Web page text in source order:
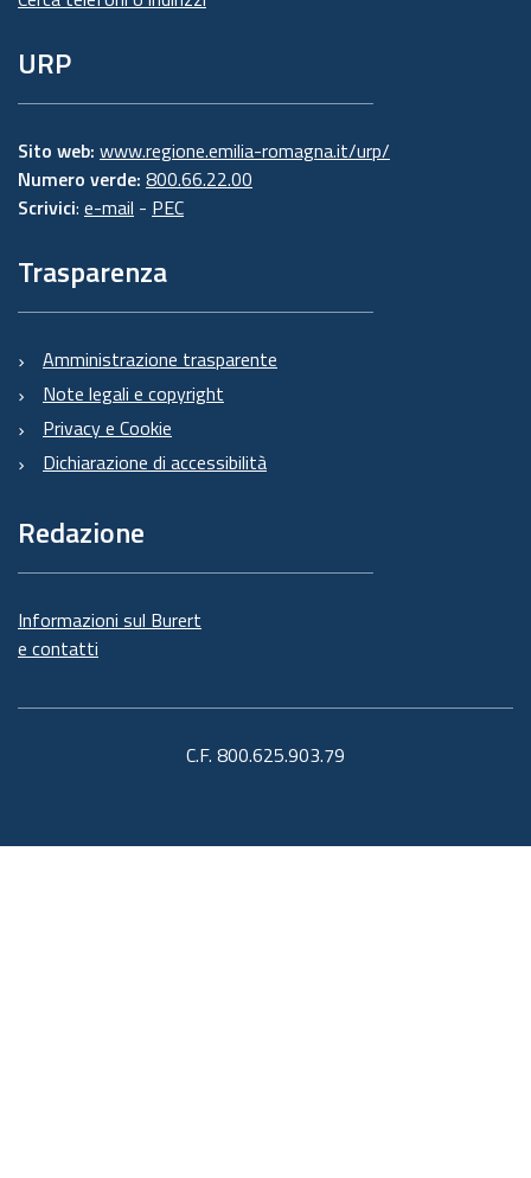
URP
Sito web: www.regione.emilia-romagna.it/urp/
Numero verde: 800.66.22.00
Scrivici: e-mail - PEC
Trasparenza
Amministrazione trasparente
Note legali e copyright
Privacy e Cookie
Dichiarazione di accessibilità
Redazione
Informazioni sul Burert
e contatti
C.F. 800.625.903.79